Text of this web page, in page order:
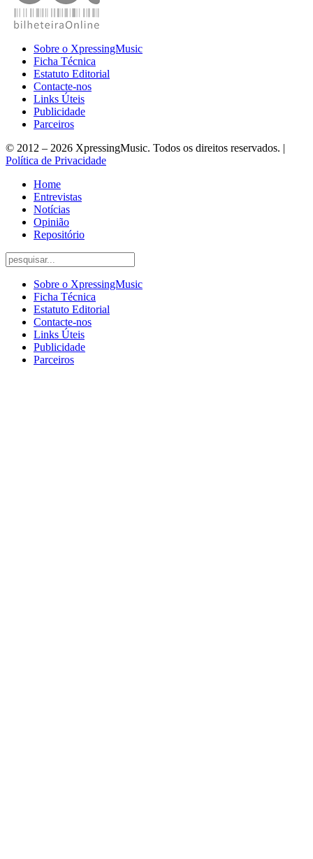
Sobre o XpressingMusic
Ficha Técnica
Estatuto Editorial
Contacte-nos
Links Úteis
Publicidade
Parceiros
© 2012 – 2026 XpressingMusic. Todos os direitos reservados. |
Política de Privacidade
Home
Entrevistas
Notícias
Opinião
Repositório
Sobre o XpressingMusic
Ficha Técnica
Estatuto Editorial
Contacte-nos
Links Úteis
Publicidade
Parceiros